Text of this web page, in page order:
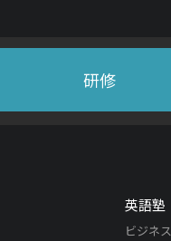
研修
英語塾
ビジネ